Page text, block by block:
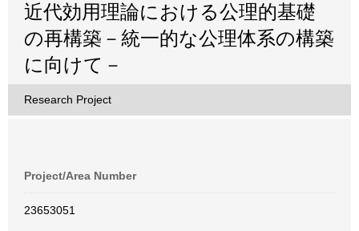
近代効用理論における公理的基礎
の再構築－統一的な公理体系の構築
に向けて－
Research Project
Project/Area Number
23653051